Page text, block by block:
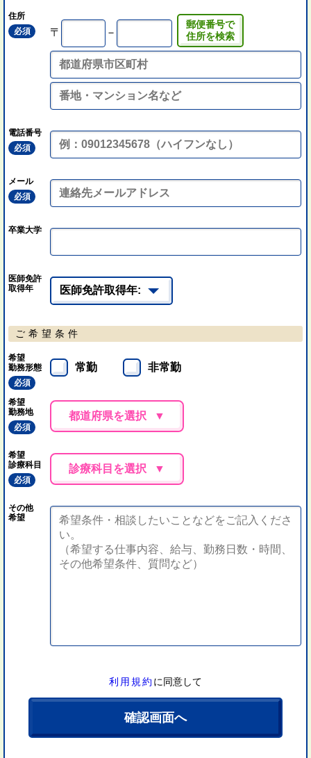
住所
必須
〒 －
郵便番号で
住所を検索
電話番号
必須
メール
必須
卒業大学
医師免許
取得年
ご希望条件
希望
勤務形態
必須
常勤 非常勤
希望
勤務地
必須
都道府県を選択
希望
診療科目
必須
診療科目を選択
その他
希望
利用規約 に同意して
確認画面へ